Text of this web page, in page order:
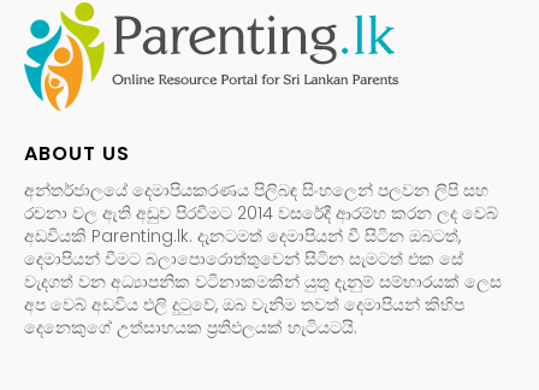
ABOUT US
අන්තර්ජාලයේ දෙමාපියකරණය පිලිබඳ සිංහලෙන් පලවන ලිපි සහ
රචනා වල ඇති අඩුව පිරවීමට 2014 වසරේදී ආරම්භ කරන ලද වෙබ්
අඩවියකි Parenting.lk. දැනටමත් දෙමාපියන් වී සිටින ඔබටත්,
දෙමාපියන් වීමට බලාපොරොත්තුවෙන් සිටින සැමටත් එක සේ
වැදගත් වන අධ්‍යාපනික වටිනාකමකින් යුතු දැනුම් සම්භාරයක් ලෙස
අප වෙබ් අඩවිය එලි දුටුවේ, ඔබ වැනිම තවත් දෙමාපියන් කිහිප
දෙනෙකුගේ උත්සාහයක ප්‍රතිඵලයක් හැටියටයි.